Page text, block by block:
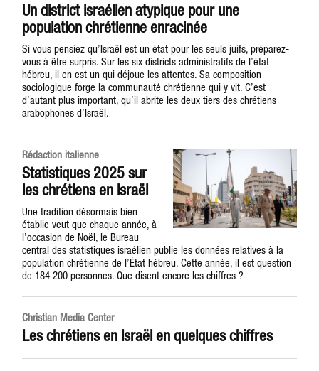
Un district israélien atypique pour une
population chrétienne enracinée
Si vous pensiez qu’Israël est un état pour les seuls juifs, préparez-
vous à être surpris. Sur les six districts administratifs de l’état
hébreu, il en est un qui déjoue les attentes. Sa composition
sociologique forge la communauté chrétienne qui y vit. C’est
d’autant plus important, qu’il abrite les deux tiers des chrétiens
arabophones d’Israël.
Rédaction italienne
Statistiques 2025 sur
les chrétiens en Israël
Une tradition désormais bien
établie veut que chaque année, à
l’occasion de Noël, le Bureau
central des statistiques israélien publie les données relatives à la
population chrétienne de l’État hébreu. Cette année, il est question
de 184 200 personnes. Que disent encore les chiffres ?
Christian Media Center
Les chrétiens en Israël en quelques chiffres